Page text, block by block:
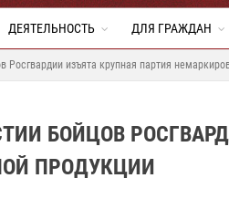
ДЕЯТЕЛЬНОСТЬ ДЛЯ ГРАЖДАН
Росгвардии изъята крупная партия
БОЙЦОВ
ПРОДУКЦИИ